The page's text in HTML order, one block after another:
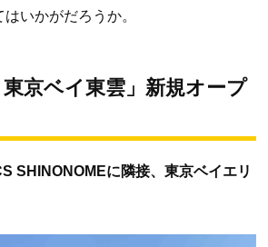
いかがだろうか。
東京ベイ東雲」新規オープ
SHINONOMEに隣接、東京ベイエリ